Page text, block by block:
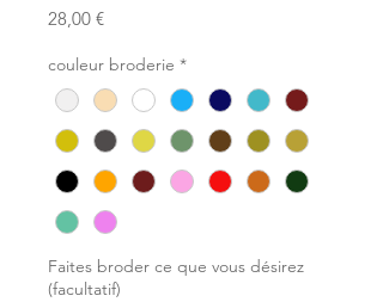
28,00 €Prix
couleur broderie *
Faites broder ce que vous désirez
(facultatif)